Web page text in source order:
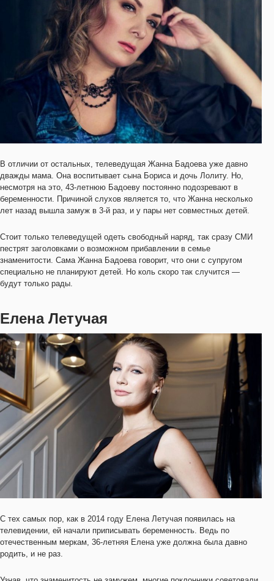
В отличии от остальных, телеведущая Жанна Бадоева уже давно
дважды мама. Она воспитывает сына Бориса и дочь Лолиту. Но,
несмотря на это, 43-летнюю Бадоеву постоянно подозревают в
беременности. Причиной слухов является то, что Жанна несколько
лет назад вышла замуж в 3-й раз, и у пары нет совместных детей.
Стоит только телеведущей одеть свободный наряд, так сразу СМИ
пестрят заголовками о возможном прибавлении в семье
знаменитости. Сама Жанна Бадоева говорит, что они с супругом
специально не планируют детей. Но коль скоро так случится —
будут только рады.
Елена Летучая
С тех самых пор, как в 2014 году Елена Летучая появилась на
телевидении, ей начали приписывать беременность. Ведь по
отечественным меркам, 36-летняя Елена уже должна была давно
родить, и не раз.